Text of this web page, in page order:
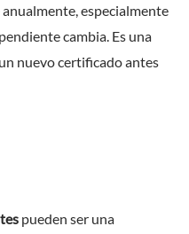
especialmente
cambia. Es una
nuevo certificado antes
pueden ser una